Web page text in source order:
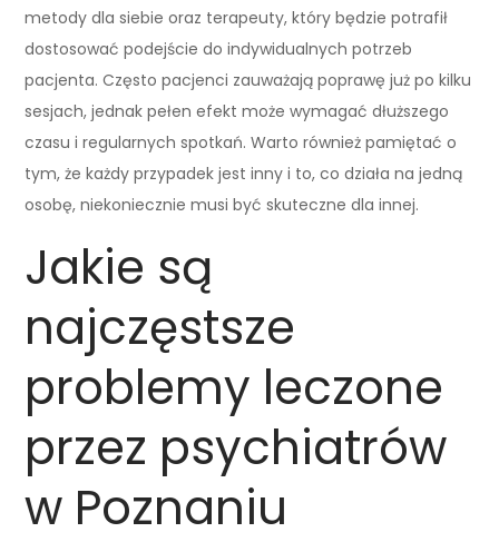
metody dla siebie oraz terapeuty, który będzie potrafił
dostosować podejście do indywidualnych potrzeb
pacjenta. Często pacjenci zauważają poprawę już po kilku
sesjach, jednak pełen efekt może wymagać dłuższego
czasu i regularnych spotkań. Warto również pamiętać o
tym, że każdy przypadek jest inny i to, co działa na jedną
osobę, niekoniecznie musi być skuteczne dla innej.
Jakie są
najczęstsze
problemy leczone
przez psychiatrów
w Poznaniu